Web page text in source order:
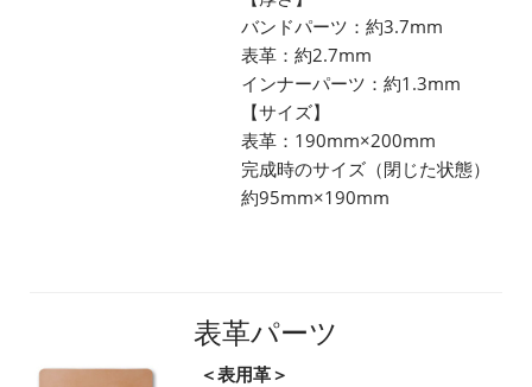
バンドパーツ：約3.7mm
表革：約2.7mm
インナーパーツ：約1.3mm
【サイズ】
表革：190mm×200mm
完成時のサイズ（閉じた状態）
約95mm×190mm
表革パーツ
＜表用革＞